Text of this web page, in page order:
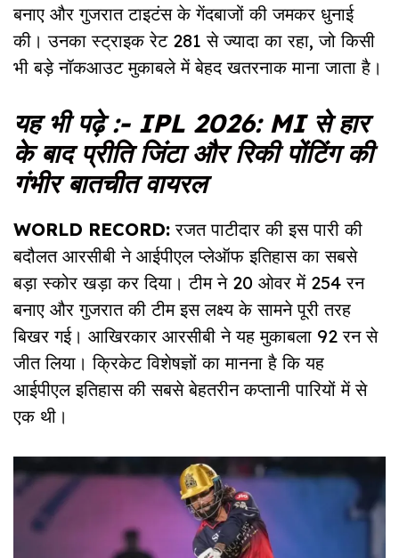
बनाए और गुजरात टाइटंस के गेंदबाजों की जमकर धुनाई
की। उनका स्ट्राइक रेट 281 से ज्यादा का रहा, जो किसी
भी बड़े नॉकआउट मुकाबले में बेहद खतरनाक माना जाता है।
यह भी पढ़े :- IPL 2026: MI से हार
के बाद प्रीति जिंटा और रिकी पोंटिंग की
गंभीर बातचीत वायरल
WORLD RECORD:रजत पाटीदार की इस पारी की
बदौलत आरसीबी ने आईपीएल प्लेऑफ इतिहास का सबसे
बड़ा स्कोर खड़ा कर दिया। टीम ने 20 ओवर में 254 रन
बनाए और गुजरात की टीम इस लक्ष्य के सामने पूरी तरह
बिखर गई। आखिरकार आरसीबी ने यह मुकाबला 92 रन से
जीत लिया। क्रिकेट विशेषज्ञों का मानना है कि यह
आईपीएल इतिहास की सबसे बेहतरीन कप्तानी पारियों में से
एक थी।